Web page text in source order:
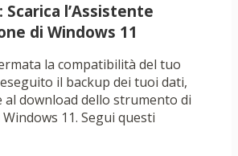
Scarica l’Assistente
di Windows 11
la compatibilità del tuo
il backup dei tuoi dati,
al download dello strumento di
11. Segui questi